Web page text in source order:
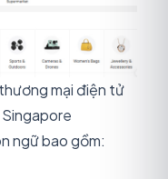
mại điện tử
ngữ bao gồm: